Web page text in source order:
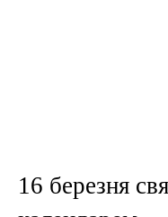
16 березня